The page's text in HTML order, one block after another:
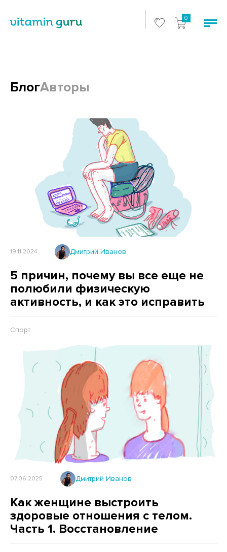
0
БлогАвторы
Блоги и статьи
19.11.2024 Дмитрий Иванов
5 причин, почему вы все еще не
полюбили физическую
активность, и как это исправить
Спорт
07.06.2025 Дмитрий Иванов
Как женщине выстроить
здоровые отношения с телом.
Часть 1. Восстановление